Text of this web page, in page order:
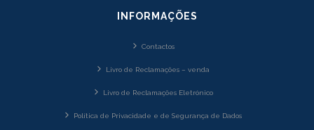
INFORMAÇÕES
Contactos
Livro de Reclamações – venda
Livro de Reclamações Eletrónico
Política de Privacidade e de Segurança de Dados